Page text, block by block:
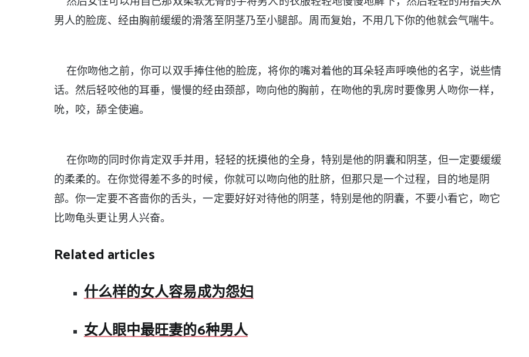
男人的脸庞、经由胸前缓缓的滑落至阴茎乃至小腿部。周而复始，不用几下你的他就会气喘牛。
在你吻他之前，你可以双手捧住他的脸庞，将你的嘴对着他的耳朵轻声呼唤他的名字，说些情
话。然后轻咬他的耳垂，慢慢的经由颈部，吻向他的胸前，在吻他的乳房时要像男人吻你一样，
吮，咬，舔全使遍。
在你吻的同时你肯定双手并用，轻轻的抚摸他的全身，特别是他的阴囊和阴茎，但一定要缓缓
的柔柔的。在你觉得差不多的时候，你就可以吻向他的肚脐，但那只是一个过程，目的地是阴
部。你一定要不吝啬你的舌头，一定要好好对待他的阴茎，特别是他的阴囊，不要小看它，吻它
比吻龟头更让男人兴奋。
Related articles
什么样的女人容易成为怨妇
女人眼中最旺妻的6种男人